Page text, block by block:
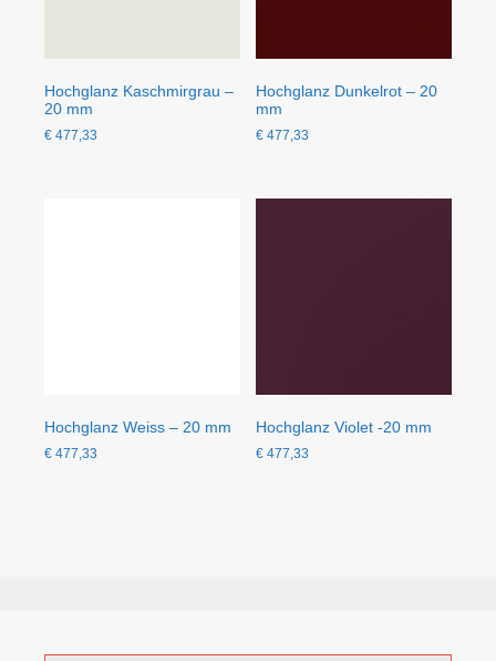
Hochglanz Kaschmirgrau –
20 mm
€ 477,33
Hochglanz Dunkelrot – 20
mm
€ 477,33
Hochglanz Weiss – 20 mm
€ 477,33
Hochglanz Violet -20 mm
€ 477,33